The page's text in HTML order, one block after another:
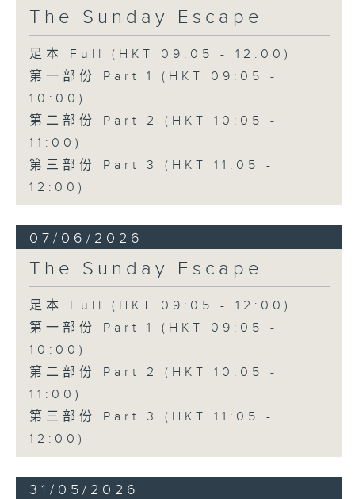
The Sunday Escape
足本 Full (HKT 09:05 - 12:00)
第一部份 Part 1 (HKT 09:05 -
10:00)
第二部份 Part 2 (HKT 10:05 -
11:00)
第三部份 Part 3 (HKT 11:05 -
12:00)
07/06/2026
The Sunday Escape
足本 Full (HKT 09:05 - 12:00)
第一部份 Part 1 (HKT 09:05 -
10:00)
第二部份 Part 2 (HKT 10:05 -
11:00)
第三部份 Part 3 (HKT 11:05 -
12:00)
31/05/2026